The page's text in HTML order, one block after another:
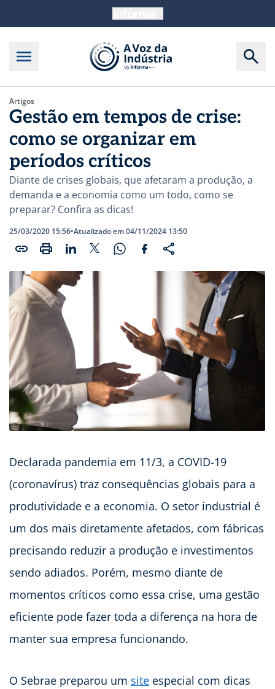
Artigos
Gestão em tempos de crise:
como se organizar em
períodos críticos
Diante de crises globais, que afetaram a produção, a
demanda e a economia como um todo, como se
preparar? Confira as dicas!
25/03/2020 15:56•Atualizado em 04/11/2024 13:50
Declarada pandemia em 11/3, a COVID-19
(coronavírus) traz consequências globais para a
produtividade e a economia. O setor industrial é
um dos mais diretamente afetados, com fábricas
precisando reduzir a produção e investimentos
sendo adiados. Porém, mesmo diante de
momentos críticos como essa crise, uma gestão
eficiente pode fazer toda a diferença na hora de
manter sua empresa funcionando.
O Sebrae preparou um site especial com dicas